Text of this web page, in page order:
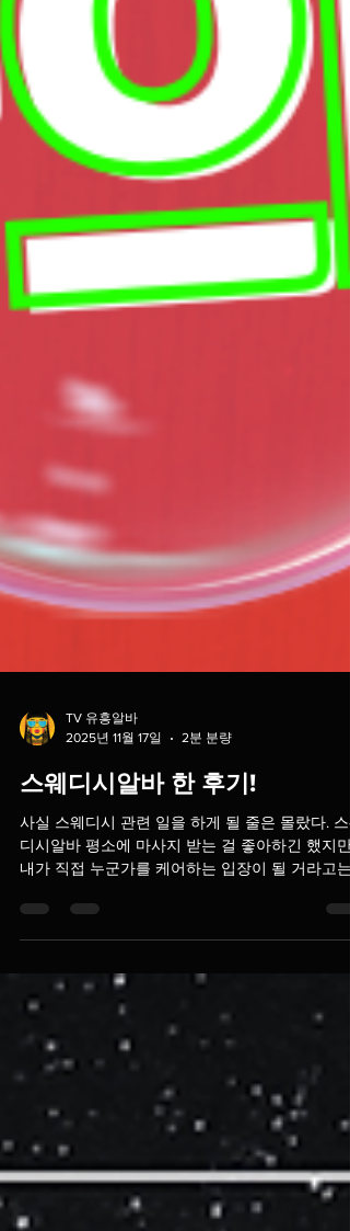
TV 유흥알바
스웨디시알바 한 후기!
디시알바 평소에 마사지 받는 걸 좋아하긴 했지만,
육이 시작이었고, 그 경험 덕분에 스웨디시 알바를
잠시 하게 되면서 꽤 많은 걸 배우게 되었다. 오늘은
그때의 경험을 정리해보려고 한다. 스웨디시알바
웨디시 교육을 처음 들었을 때는 단순히 “힐링 기
정도로만 생각했다.하지만 막상 배워보니, 손기술
아니라 사람의 근육 구조, 림프 흐름, 몸의 반응까
고려해야 하는 꽤 깊이 있는 분야였다. 그중에서도
스웨디시는 ‘부드러움’과 ‘흐름’이 핵심이기 때문에,
생각보다 섬세함이 많이 들어간다.그래서 “이걸 실
제 현장에서는 어떻게 적용할까?”라는 궁금증이 생
기면서 알바를 하게 된 것이다. 스웨디시알바 스웨